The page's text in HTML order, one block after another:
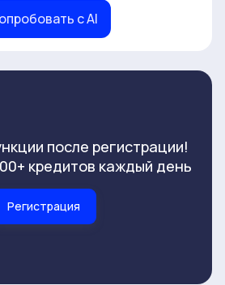
с AI
после регистрации!
кредитов каждый день
Регистрация